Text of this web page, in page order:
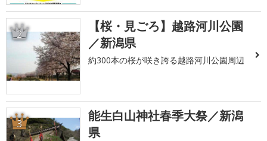
2
【桜・見ごろ】越路河川公園
／新潟県
約300本の桜が咲き誇る越路河川公園周辺
3
能生白山神社春季大祭／新潟
県